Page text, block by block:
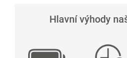
Hlavní výhody